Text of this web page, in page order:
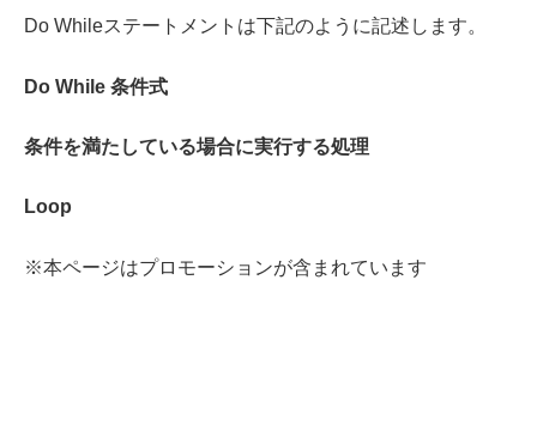
Do Whileステートメントは下記のように記述します。
Do While 条件式
条件を満たしている場合に実行する処理
Loop
※本ページはプロモーションが含まれています